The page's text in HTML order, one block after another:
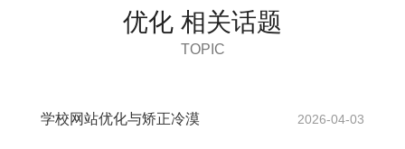
优化 相关话题
TOPIC
学校网站优化与矫正冷漠 2026-04-03